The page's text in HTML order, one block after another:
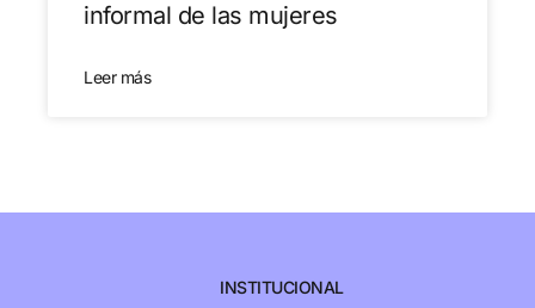
informal de las mujeres
Leer más
INSTITUCIONAL